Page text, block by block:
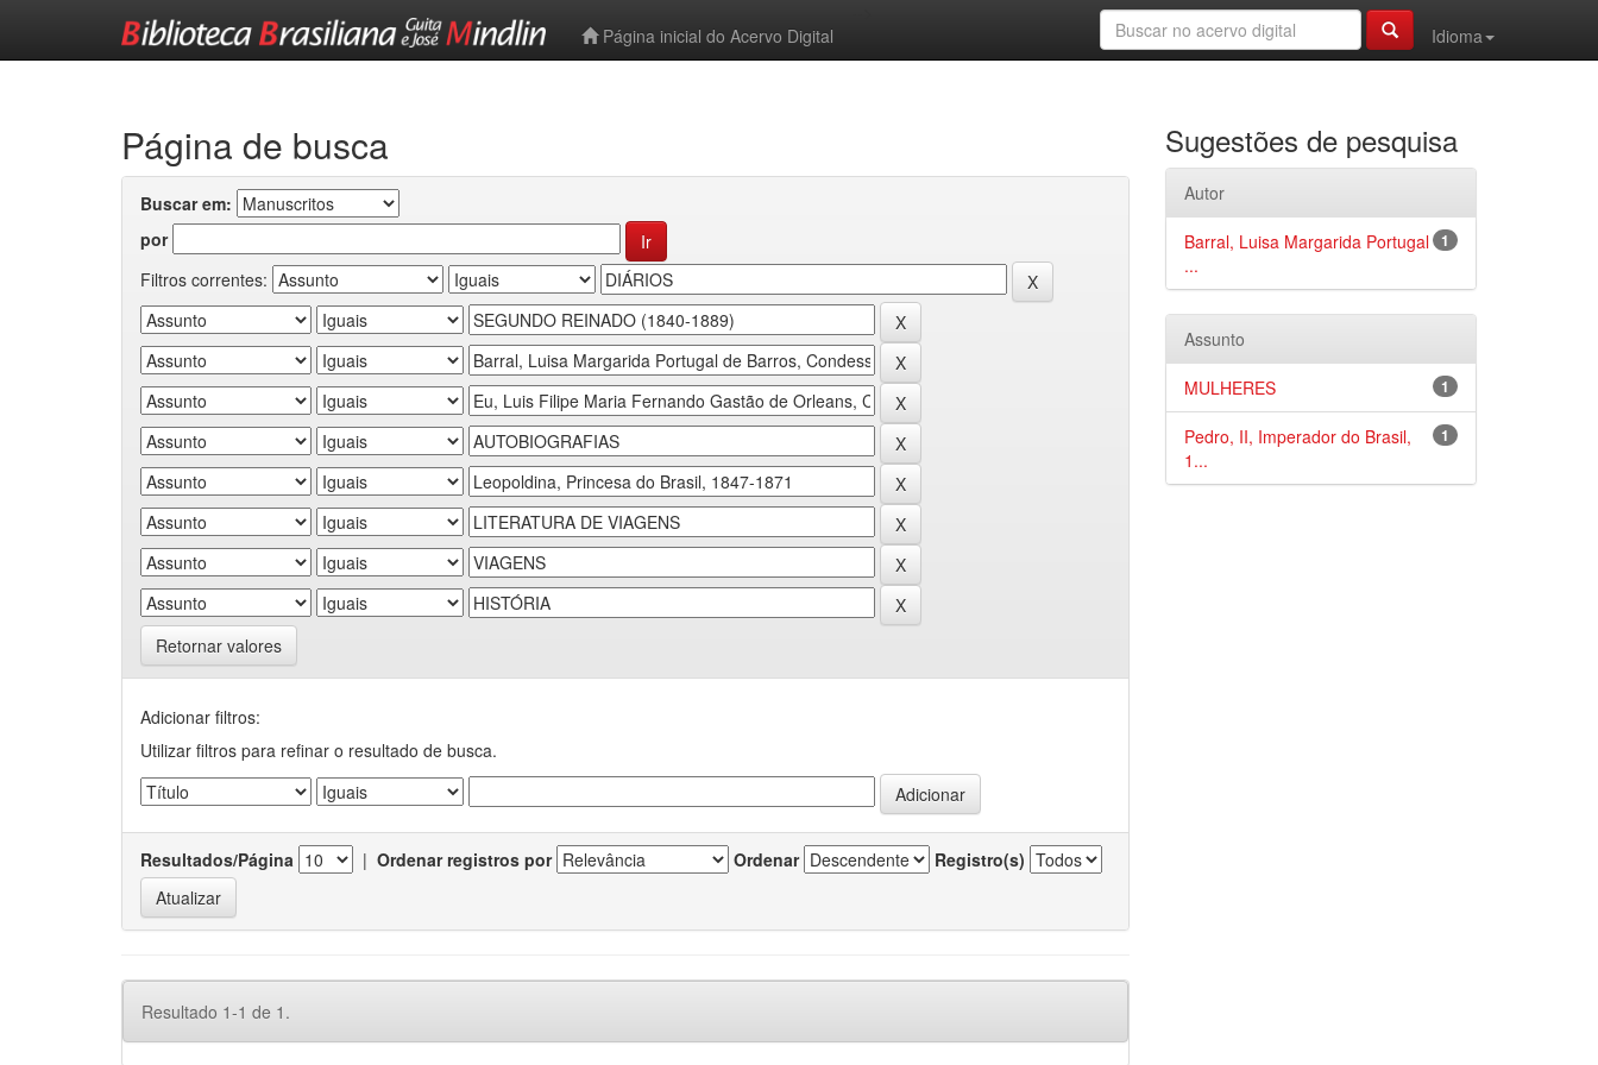
Página inicial do Acervo Digital
Idioma
Página de busca
Buscar em:
por
Filtros correntes:
Retornar valores
Adicionar filtros:
Utilizar filtros para refinar o resultado de busca.
Resultados/Página | Ordenar registros por Ordenar Registro(s)
Resultado 1-1 de 1.
Sugestões de pesquisa
Autor
1
Barral, Luisa Margarida Portugal
...
Assunto
1
MULHERES
1
Pedro, II, Imperador do Brasil,
1...